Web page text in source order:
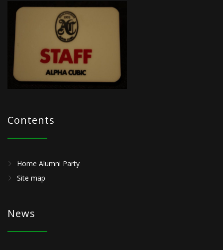
Contents
Home Alumni Party
Site map
News